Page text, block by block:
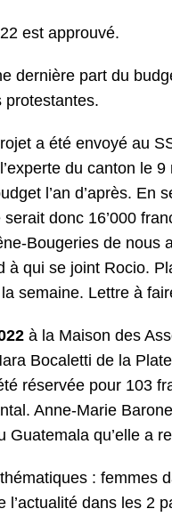
est approuvé.
dernière part du
protestantes.
a été envoyé au
du canton le
l’an d’après.
donc 16’000
Bougeries de nous
à qui se joint Rocio.
semaine. Lettre à
à la Maison des
Bocaletti de la
réservée pour 103
Anne-Marie
Guatemala qu’elle a
: femmes
l’actualité dans les 2